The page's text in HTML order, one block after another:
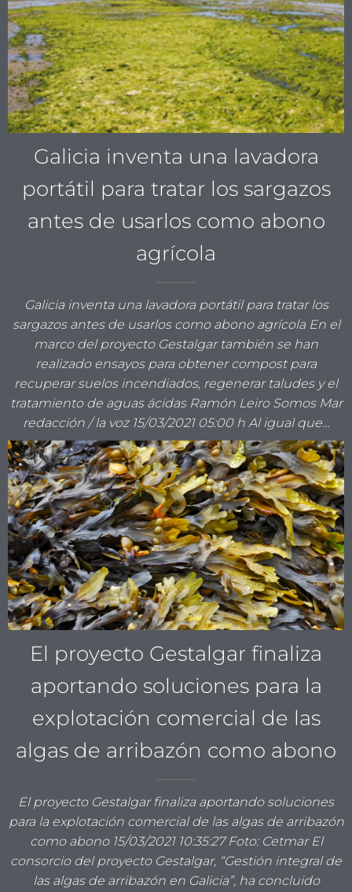
Galicia inventa una lavadora
portátil para tratar los sargazos
antes de usarlos como abono
agrícola
Galicia inventa una lavadora portátil para tratar los
sargazos antes de usarlos como abono agrícola En el
marco del proyecto Gestalgar también se han
realizado ensayos para obtener compost para
recuperar suelos incendiados, regenerar taludes y el
tratamiento de aguas ácidas Ramón Leiro Somos Mar
redacción / la voz 15/03/2021 05:00 h Al igual que…
El proyecto Gestalgar finaliza
aportando soluciones para la
explotación comercial de las
algas de arribazón como abono
El proyecto Gestalgar finaliza aportando soluciones
para la explotación comercial de las algas de arribazón
como abono 15/03/2021 10:35:27 Foto: Cetmar El
consorcio del proyecto Gestalgar, “Gestión integral de
las algas de arribazón en Galicia”, ha concluido